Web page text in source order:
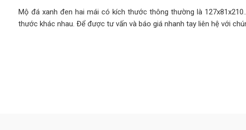
Mộ đá xanh đen hai mái có kích thước thông thường là
thước khác nhau. Để được tư vấn và báo giá nhanh tay liên hệ với